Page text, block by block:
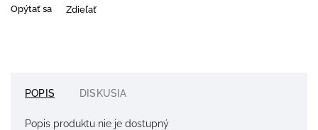
Opýtať sa Zdieľať
POPIS DISKUSIA
Popis produktu nie je dostupný